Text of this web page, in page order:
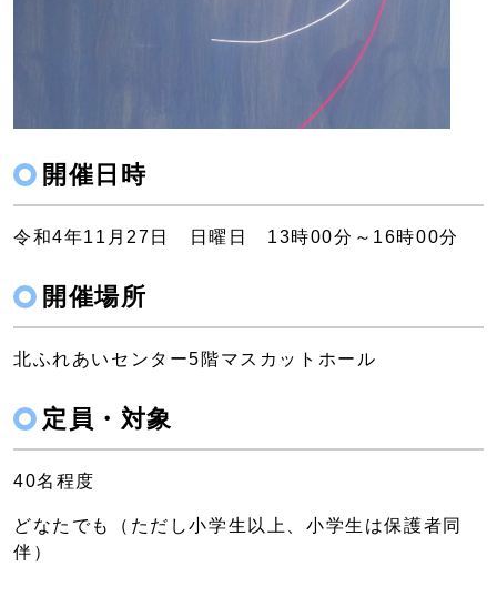
開催日時
令和4年11月27日 日曜日 13時00分～16時00分
開催場所
北ふれあいセンター5階マスカットホール
定員・対象
40名程度
どなたでも（ただし小学生以上、小学生は保護者同
伴）